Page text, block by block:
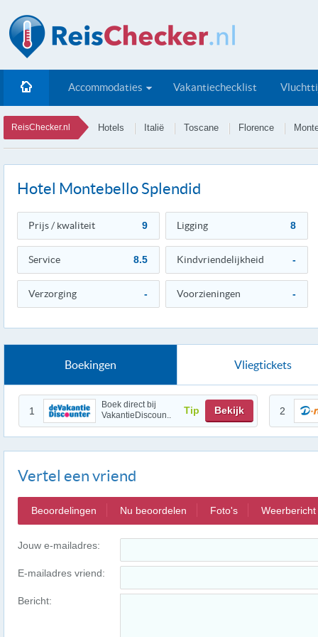
Accommodaties Vakantiechecklist
ReisChecker.nl Hotels Italië Toscane Florence
Hotel Montebello Splendid
Prijs / kwaliteit 9 Ligging 8
Service 8.5 Kindvriendelijkheid -
Verzorging - Voorzieningen -
Boekingen Vliegtickets
1
Boek direct bij
VakantieDiscoun..
Tip Bekijk 2
Vertel een vriend
Beoordelingen Nu beoordelen Foto's Weerbericht
Jouw e-mailadres:
E-mailadres vriend:
Bericht: